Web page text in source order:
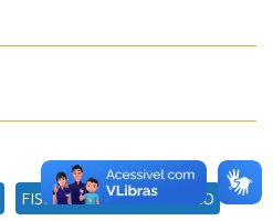
FISIOLOGIA DA DIGESTÃO